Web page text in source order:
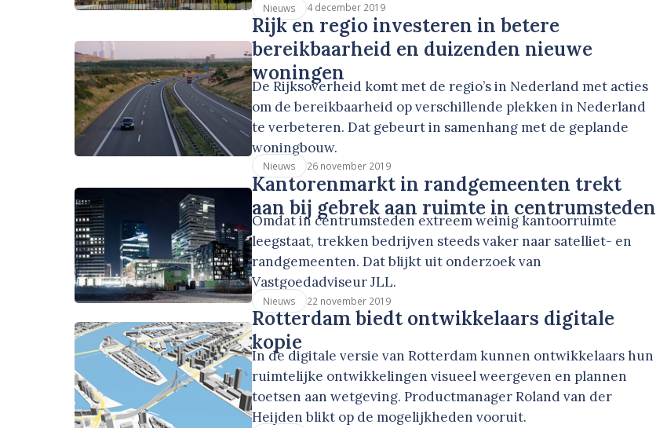
Nieuws 4 december 2019
Rijk en regio investeren in betere
bereikbaarheid en duizenden nieuwe
woningen
De Rijksoverheid komt met de regio’s in Nederland met acties
om de bereikbaarheid op verschillende plekken in Nederland
te verbeteren. Dat gebeurt in samenhang met de geplande
woningbouw.
Nieuws 26 november 2019
Kantorenmarkt in randgemeenten trekt
aan bij gebrek aan ruimte in centrumsteden
Omdat in centrumsteden extreem weinig kantoorruimte
leegstaat, trekken bedrijven steeds vaker naar satelliet- en
randgemeenten. Dat blijkt uit onderzoek van
Vastgoedadviseur JLL.
Nieuws 22 november 2019
Rotterdam biedt ontwikkelaars digitale
kopie
In de digitale versie van Rotterdam kunnen ontwikkelaars hun
ruimtelijke ontwikkelingen visueel weergeven en plannen
toetsen aan wetgeving. Productmanager Roland van der
Heijden blikt op de mogelijkheden vooruit.